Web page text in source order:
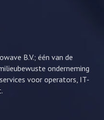
B.V.; één van de
onderneming
voor operators, IT-